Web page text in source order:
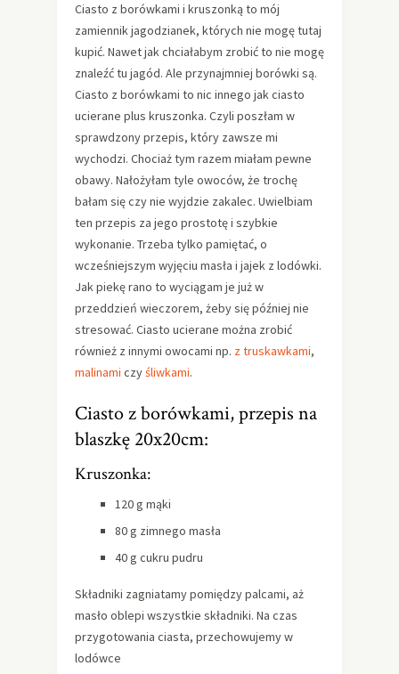
Ciasto z borówkami i kruszonką to mój
zamiennik jagodzianek, których nie mogę tutaj
kupić. Nawet jak chciałabym zrobić to nie mogę
znaleźć tu jagód. Ale przynajmniej borówki są.
Ciasto z borówkami to nic innego jak ciasto
ucierane plus kruszonka. Czyli poszłam w
sprawdzony przepis, który zawsze mi
wychodzi. Chociaż tym razem miałam pewne
obawy. Nałożyłam tyle owoców, że trochę
bałam się czy nie wyjdzie zakalec. Uwielbiam
ten przepis za jego prostotę i szybkie
wykonanie. Trzeba tylko pamiętać, o
wcześniejszym wyjęciu masła i jajek z lodówki.
Jak piekę rano to wyciągam je już w
przeddzień wieczorem, żeby się później nie
stresować. Ciasto ucierane można zrobić
również z innymi owocami np. z truskawkami,
malinami czyśliwkami.
Ciasto z borówkami, przepis na
blaszkę 20x20cm:
Kruszonka:
120 g mąki
80 g zimnego masła
40 g cukru pudru
Składniki zagniatamy pomiędzy palcami, aż
masło oblepi wszystkie składniki. Na czas
przygotowania ciasta, przechowujemy w
lodówce